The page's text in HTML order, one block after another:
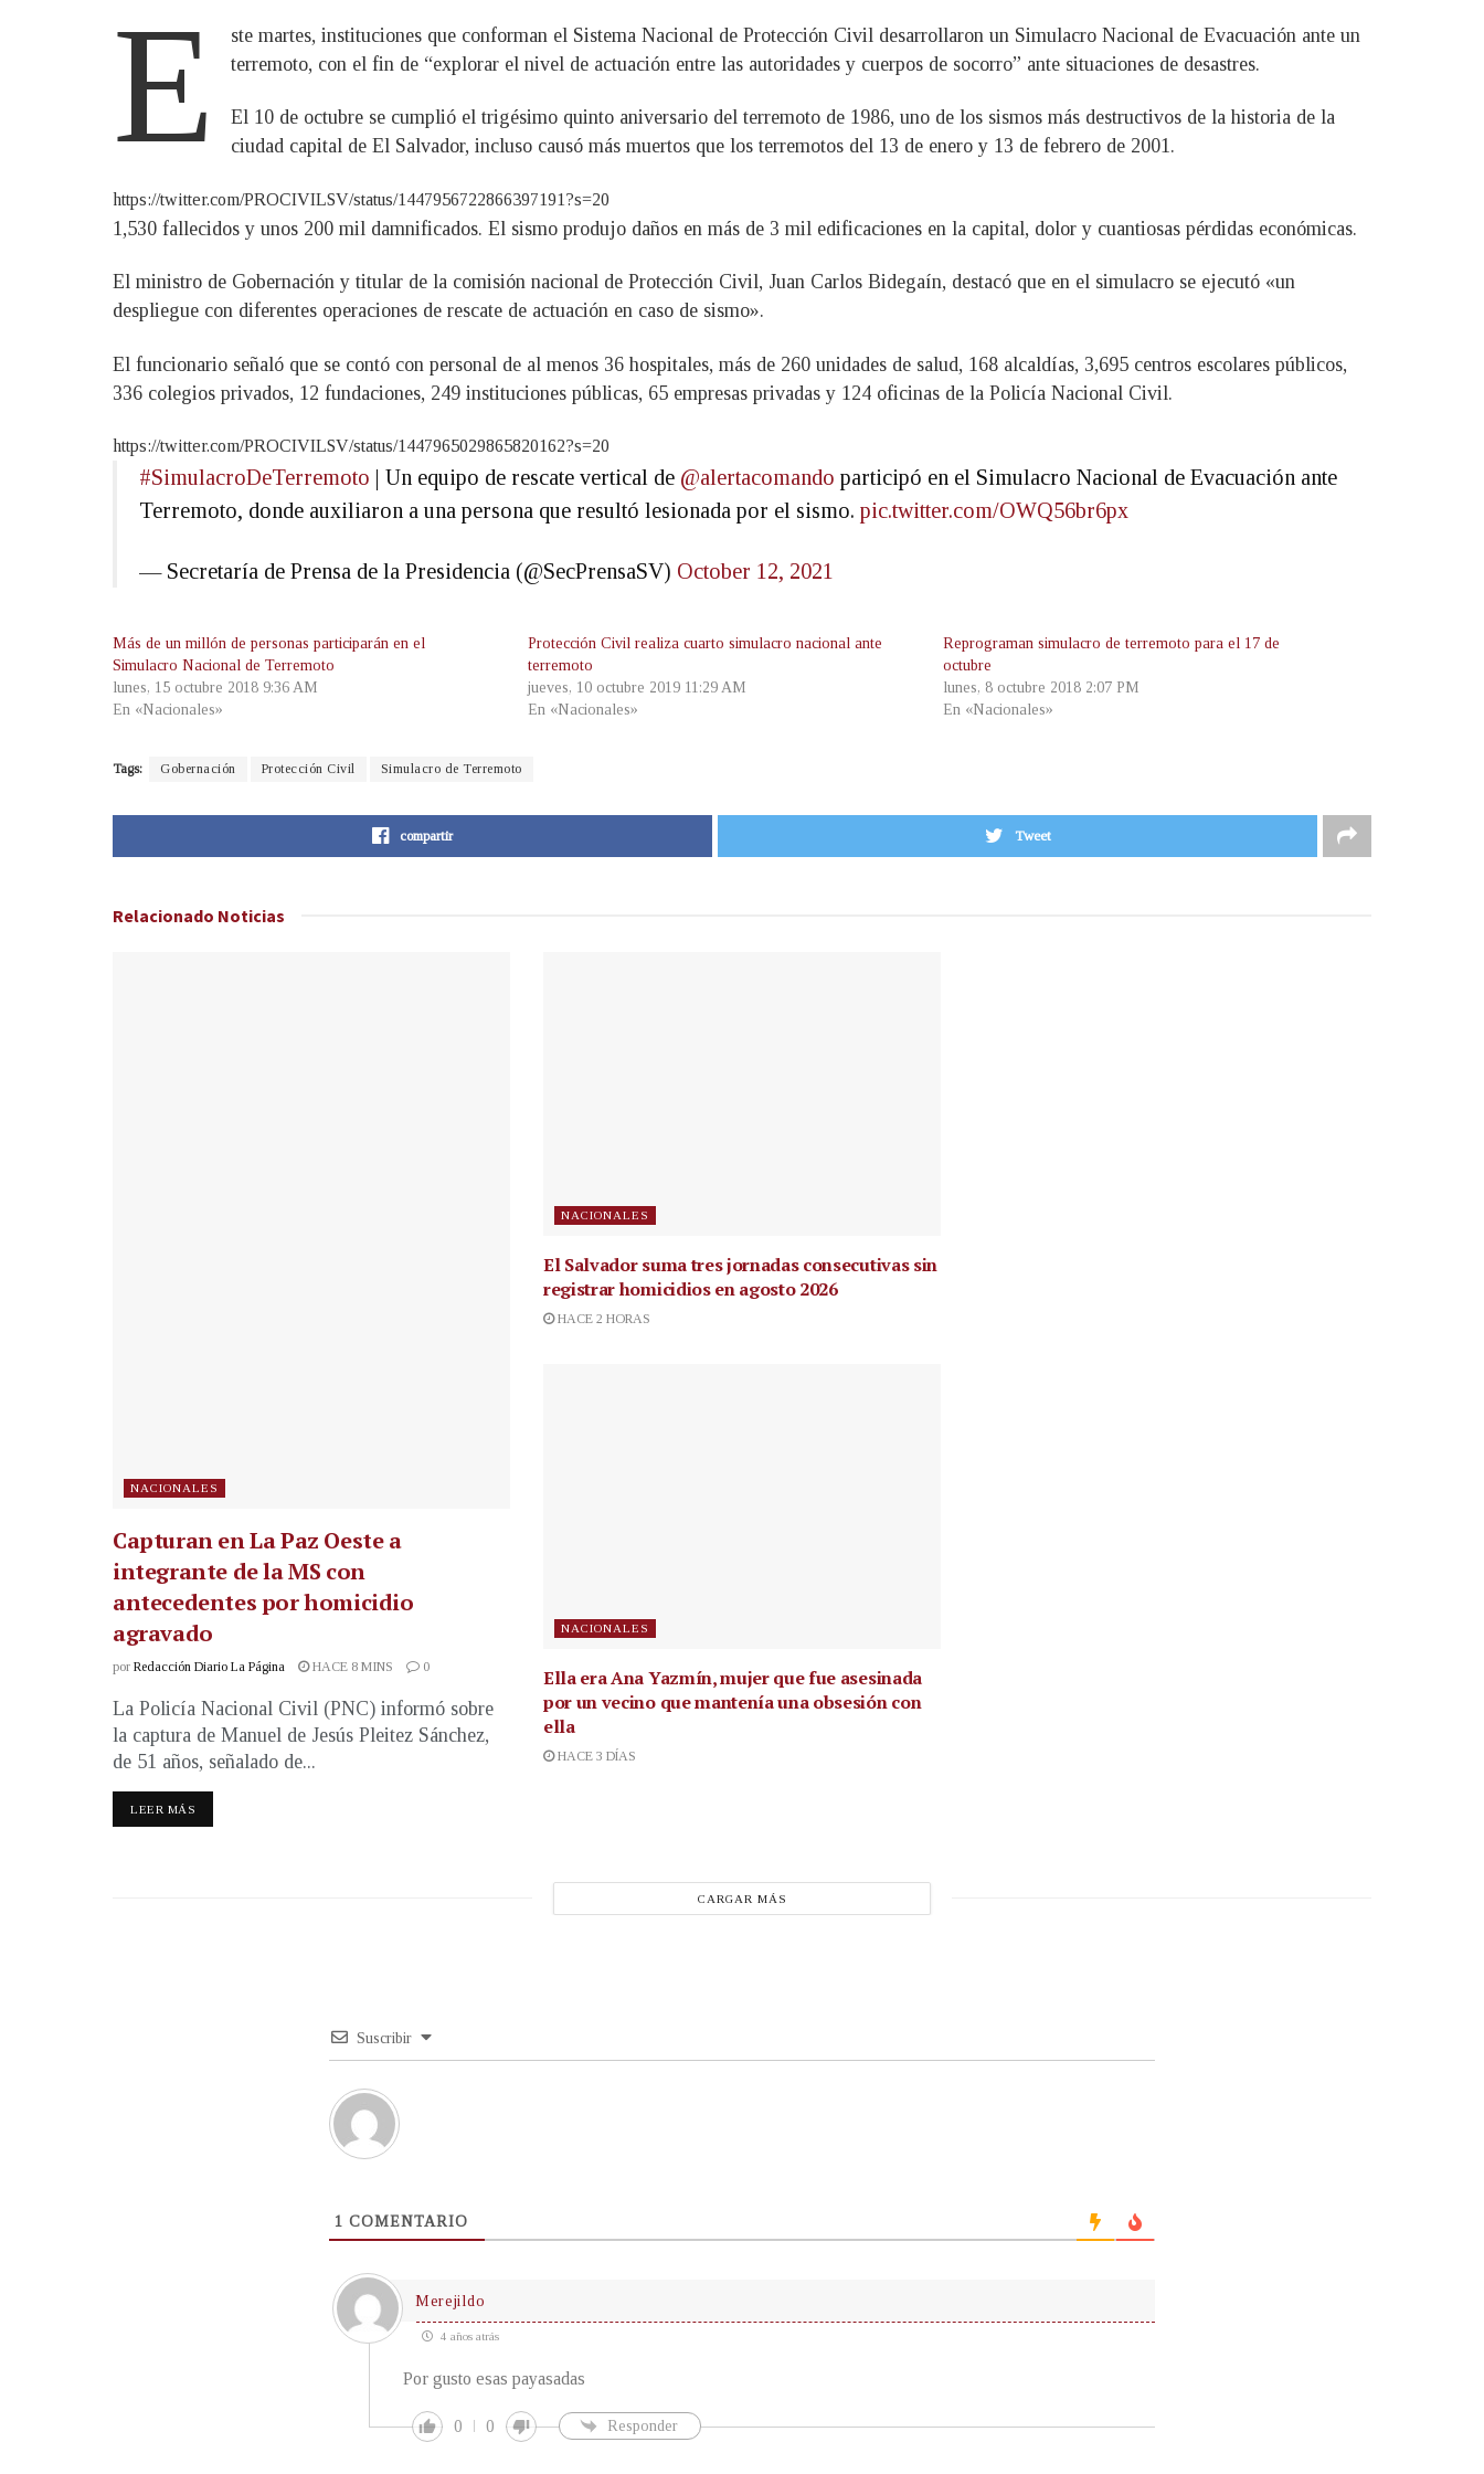
E
ste martes, instituciones que conforman el Sistema Nacional de Protección Civil desarrollaron un Simulacro Nacional de Evacuación ante un
terremoto, con el fin de “explorar el nivel de actuación entre las autoridades y cuerpos de socorro” ante situaciones de desastres.
El 10 de octubre se cumplió el trigésimo quinto aniversario del terremoto de 1986, uno de los sismos más destructivos de la historia de la
ciudad capital de El Salvador, incluso causó más muertos que los terremotos del 13 de enero y 13 de febrero de 2001.
https://twitter.com/PROCIVILSV/status/1447956722866397191?s=20
1,530 fallecidos y unos 200 mil damnificados. El sismo produjo daños en más de 3 mil edificaciones en la capital, dolor y cuantiosas pérdidas económicas.
El ministro de Gobernación y titular de la comisión nacional de Protección Civil, Juan Carlos Bidegaín, destacó que en el simulacro se ejecutó «un
despliegue con diferentes operaciones de rescate de actuación en caso de sismo».
El funcionario señaló que se contó con personal de al menos 36 hospitales, más de 260 unidades de salud, 168 alcaldías, 3,695 centros escolares públicos,
336 colegios privados, 12 fundaciones, 249 instituciones públicas, 65 empresas privadas y 124 oficinas de la Policía Nacional Civil.
https://twitter.com/PROCIVILSV/status/1447965029865820162?s=20
#SimulacroDeTerremoto | Un equipo de rescate vertical de @alertacomando participó en el Simulacro Nacional de Evacuación ante
Terremoto, donde auxiliaron a una persona que resultó lesionada por el sismo. pic.twitter.com/OWQ56br6px
— Secretaría de Prensa de la Presidencia (@SecPrensaSV) October 12, 2021
Más de un millón de personas participarán en el
Simulacro Nacional de Terremoto
lunes, 15 octubre 2018 9:36 AM
En «Nacionales»
Protección Civil realiza cuarto simulacro nacional ante
terremoto
jueves, 10 octubre 2019 11:29 AM
En «Nacionales»
Reprograman simulacro de terremoto para el 17 de
octubre
lunes, 8 octubre 2018 2:07 PM
En «Nacionales»
Tags: Gobernación Protección Civil Simulacro de Terremoto
compartir Tweet
Relacionado Noticias
NACIONALES
Capturan en La Paz Oeste a
integrante de la MS con
antecedentes por homicidio
agravado
por Redacción Diario La Página HACE 8 MINS 0
La Policía Nacional Civil (PNC) informó sobre
la captura de Manuel de Jesús Pleitez Sánchez,
de 51 años, señalado de...
LEER MÁS
NACIONALES
El Salvador suma tres jornadas consecutivas sin
registrar homicidios en agosto 2026
HACE 2 HORAS
NACIONALES
Ella era Ana Yazmín, mujer que fue asesinada
por un vecino que mantenía una obsesión con
ella
HACE 3 DÍAS
CARGAR MÁS
Suscribir
1 COMENTARIO
Merejildo
4 años atrás
Por gusto esas payasadas
0 0 Responder